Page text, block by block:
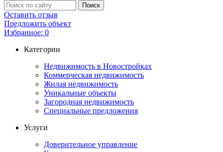
Оставить отзыв
Предложить объект
Избранное: 0
Категории
Недвижимость в Новостройках
Коммерческая недвижимость
Жилая недвижимость
Уникальные объекты
Загородная недвижимость
Специальные предложения
Услуги
Доверительное управление